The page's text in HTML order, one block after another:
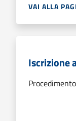
VAI ALLA
Iscrizione